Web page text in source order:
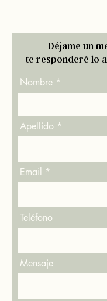
Déjame un
te responderé lo
Nombre
Apellido
Email
Teléfono
Mensaje